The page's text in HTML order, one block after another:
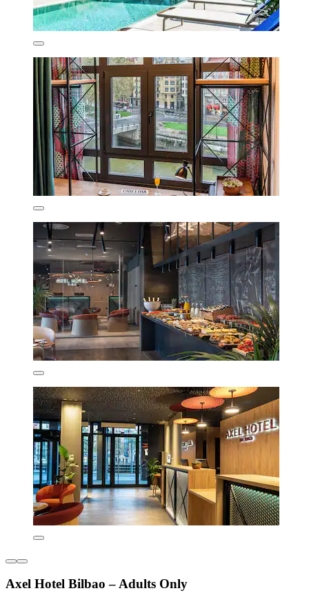
Axel Hotel Bilbao – Adults Only